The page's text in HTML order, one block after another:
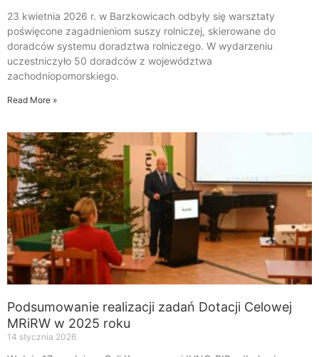
23 kwietnia 2026 r. w Barzkowicach odbyły się warsztaty
poświęcone zagadnieniom suszy rolniczej, skierowane do
doradców systemu doradztwa rolniczego. W wydarzeniu
uczestniczyło 50 doradców z województwa
zachodniopomorskiego.
Read More »
Podsumowanie realizacji zadań Dotacji Celowej
MRiRW w 2025 roku
14 stycznia 2026